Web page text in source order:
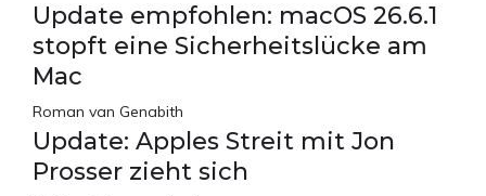
Update empfohlen: macOS 26.6.1
stopft eine Sicherheitslücke am
Mac
Roman van Genabith
Update: Apples Streit mit Jon
Prosser zieht sich